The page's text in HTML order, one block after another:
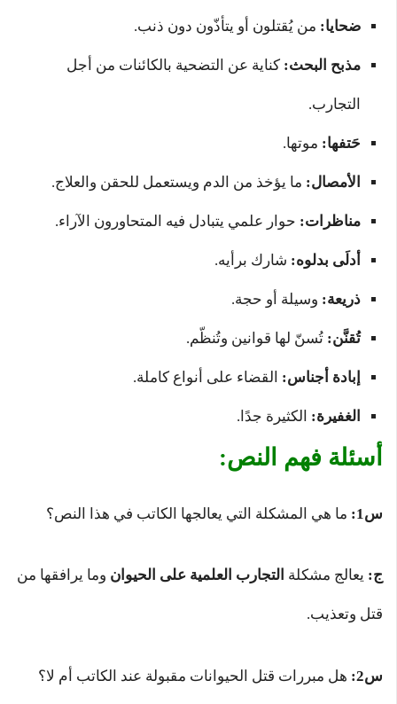
ضحايا: من يُقتلون أو يتأذّون دون ذنب.
مذبح البحث: كناية عن التضحية بالكائنات من أجل
التجارب.
حَتفها: موتها.
الأمصال: ما يؤخذ من الدم ويستعمل للحقن والعلاج.
مناظرات: حوار علمي يتبادل فيه المتحاورون الآراء.
أدلَى بدلوه: شارك برأيه.
ذريعة: وسيلة أو حجة.
تُقنَّن: تُسنّ لها قوانين وتُنظّم.
إبادة أجناس: القضاء على أنواع كاملة.
الغفيرة: الكثيرة جدًا.
أسئلة فهم النص:
س1: ما هي المشكلة التي يعالجها الكاتب في هذا النص؟
ج: يعالج مشكلة التجارب العلمية على الحيوان وما يرافقها من
قتل وتعذيب.
س2: هل مبررات قتل الحيوانات مقبولة عند الكاتب أم لا؟